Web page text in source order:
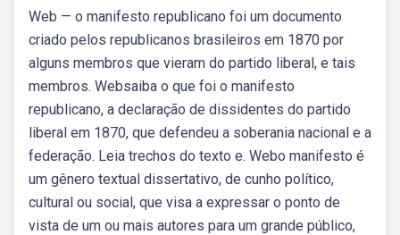
Web — o manifesto republicano foi um documento
criado pelos republicanos brasileiros em 1870 por
alguns membros que vieram do partido liberal, e tais
membros. Websaiba o que foi o manifesto
republicano, a declaração de dissidentes do partido
liberal em 1870, que defendeu a soberania nacional e a
federação. Leia trechos do texto e. Webo manifesto é
um gênero textual dissertativo, de cunho político,
cultural ou social, que visa a expressar o ponto de
vista de um ou mais autores para um grande público,